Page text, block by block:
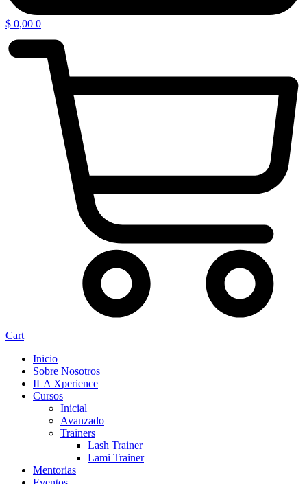
$ 0,00 0
Cart
Inicio
Sobre Nosotros
ILA Xperience
Cursos
Inicial
Avanzado
Trainers
Lash Trainer
Lami Trainer
Mentorias